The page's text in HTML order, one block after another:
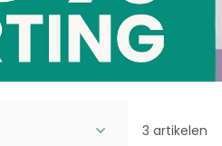
3 artikelen